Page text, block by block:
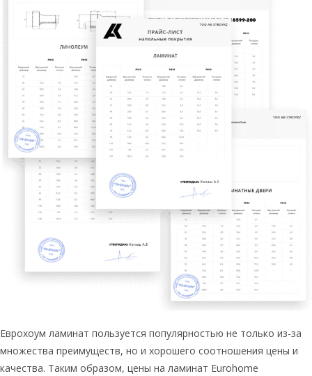
Еврохоум ламинат пользуется популярностью не только из-за
множества преимуществ, но и хорошего соотношения цены и
качества. Таким образом, цены на ламинат Eurohome